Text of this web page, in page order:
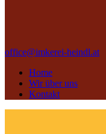
office@imkerei-heindl.at
Home
Wir über uns
Kontakt